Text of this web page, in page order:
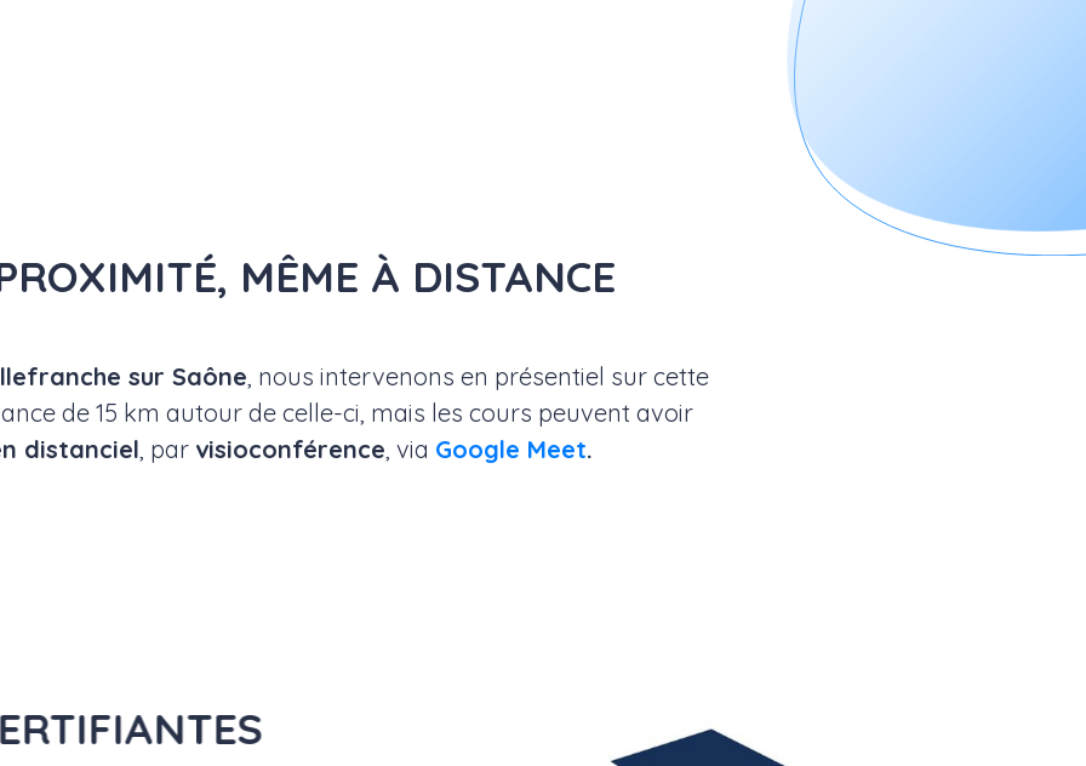
MÊME À DISTANCE
sur Saône, nous intervenons en présentiel sur cette
de 15 km autour de celle-ci, mais les cours peuvent avoir
distanciel, par visioconférence, via Google Meet.